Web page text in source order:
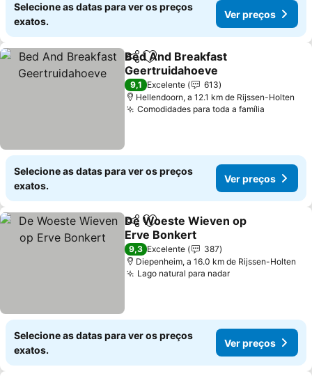
Selecione as datas para ver os preços
exatos.
Ver preços
PartilharAdicionar aos favoritos
Bed And Breakfast
Geertruidahoeve
Ver preços
9,1 Excelente
613
Hellendoorn, a 12.1 km de Rijssen-Holten
Comodidades para toda a família
Selecione as datas para ver os preços
exatos.
Ver preços
PartilharAdicionar aos favoritos
De Woeste Wieven op
Erve Bonkert
Ver preços
9,3 Excelente
387
Diepenheim, a 16.0 km de Rijssen-Holten
Lago natural para nadarVer preços
Selecione as datas para ver os preços
exatos.
Ver preços